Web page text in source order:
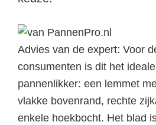
Advies van de expert: Voor
consumenten is dit het
pannenlikker: een lemmet
vlakke bovenrand, rechte
enkele hoekbocht. Het blad